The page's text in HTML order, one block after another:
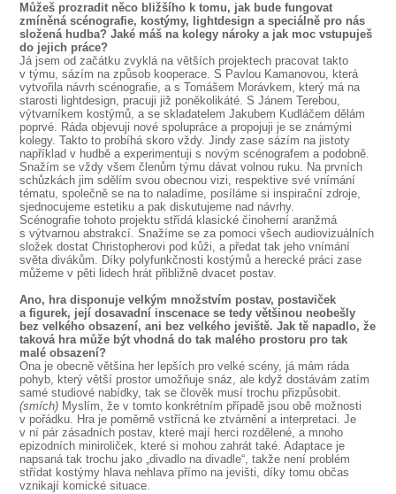
Můžeš prozradit něco bližšího k tomu, jak bude fungovat
zmíněná scénografie, kostýmy, lightdesign a speciálně pro nás
složená hudba? Jaké máš na kolegy nároky a jak moc vstupuješ
do jejich práce?
Já jsem od začátku zvyklá na větších projektech pracovat takto
v týmu, sázím na způsob kooperace. S Pavlou Kamanovou, která
vytvořila návrh scénografie, a s Tomášem Morávkem, který má na
starosti lightdesign, pracuji již poněkolikáté. S Jánem Terebou,
výtvarníkem kostýmů, a se skladatelem Jakubem Kudláčem dělám
poprvé. Ráda objevuji nové spolupráce a propojuji je se známými
kolegy. Takto to probíhá skoro vždy. Jindy zase sázím na jistoty
například v hudbě a experimentuji s novým scénografem a podobně.
Snažím se vždy všem členům týmu dávat volnou ruku. Na prvních
schůzkách jim sdělím svou obecnou vizi, respektive své vnímání
tématu, společně se na to naladíme, posíláme si inspirační zdroje,
sjednocujeme estetiku a pak diskutujeme nad návrhy.
Scénografie tohoto projektu střídá klasické činoherní aranžmá
s výtvarnou abstrakcí. Snažíme se za pomoci všech audiovizuálních
složek dostat Christopherovi pod kůži, a předat tak jeho vnímání
světa divákům. Díky polyfunkčnosti kostýmů a herecké práci zase
můžeme v pěti lidech hrát přibližně dvacet postav.
Ano, hra disponuje velkým množstvím postav, postaviček
a figurek, její dosavadní inscenace se tedy většinou neobešly
bez velkého obsazení, ani bez velkého jeviště. Jak tě napadlo, že
taková hra může být vhodná do tak malého prostoru pro tak
malé obsazení?
Ona je obecně většina her lepších pro velké scény, já mám ráda
pohyb, který větší prostor umožňuje snáz, ale když dostávám zatím
samé studiové nabídky, tak se člověk musí trochu přizpůsobit.
(smích) Myslím, že v tomto konkrétním případě jsou obě možnosti
v pořádku. Hra je poměrně vstřícná ke ztvárnění a interpretaci. Je
v ní pár zásadních postav, které mají herci rozdělené, a mnoho
epizodních miniroliček, které si mohou zahrát také. Adaptace je
napsaná tak trochu jako „divadlo na divadle“, takže není problém
střídat kostýmy hlava nehlava přímo na jevišti, díky tomu občas
vznikají komické situace.